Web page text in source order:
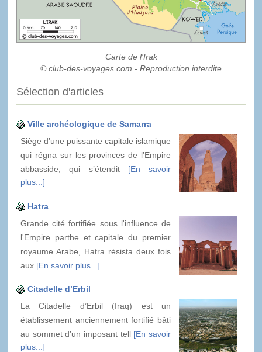
Carte de l'Irak
© club-des-voyages.com - Reproduction interdite
Sélection d'articles
Ville archéologique de Samarra
Siège d’une puissante capitale islamique
qui régna sur les provinces de l’Empire
abbasside, qui s’étendit [En savoir
plus...]
Hatra
Grande cité fortifiée sous l'influence de
l'Empire parthe et capitale du premier
royaume Arabe, Hatra résista deux fois
aux [En savoir plus...]
Citadelle d’Erbil
La Citadelle d’Erbil (Iraq) est un
établissement anciennement fortifié bâti
au sommet d’un imposant tell [En savoir
plus...]